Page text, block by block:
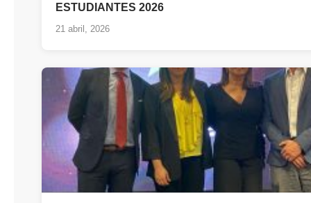
ESTUDIANTES 2026
21 abril, 2026